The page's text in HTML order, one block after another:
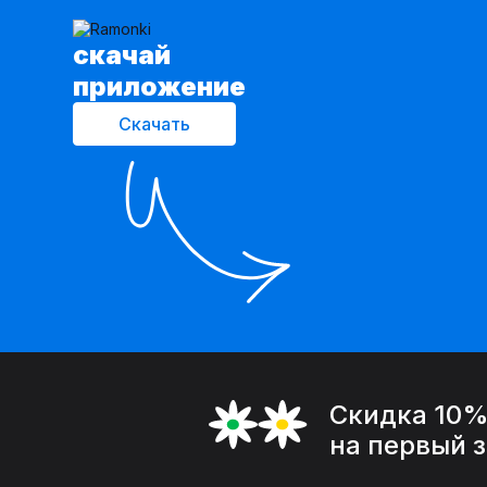
cкачай
приложение
Скачать
Скидка 10%
на первый